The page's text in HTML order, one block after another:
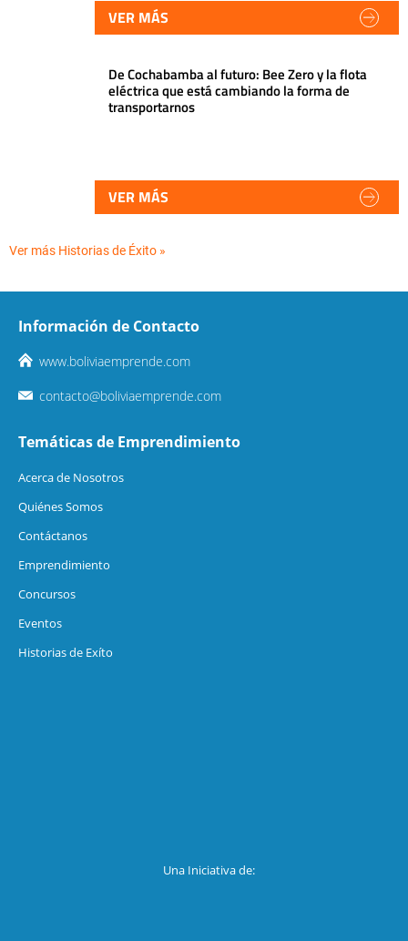
VER MÁS
De Cochabamba al futuro: Bee Zero y la flota
eléctrica que está cambiando la forma de
transportarnos
VER MÁS
Ver más Historias de Éxito »
Información de Contacto
www.boliviaemprende.com
contacto@boliviaemprende.com
Temáticas de Emprendimiento
Acerca de Nosotros
Quiénes Somos
Contáctanos
Emprendimiento
Concursos
Eventos
Historias de Exíto
Una Iniciativa de: